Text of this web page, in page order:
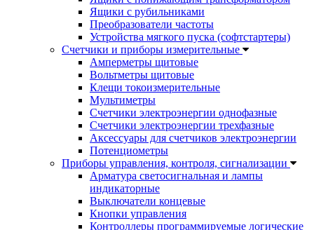
Ящики с рубильниками
Преобразователи частоты
Устройства мягкого пуска (софтстартеры)
Счетчики и приборы измерительные
Амперметры щитовые
Вольтметры щитовые
Клещи токоизмерительные
Мультиметры
Счетчики электроэнергии однофазные
Счетчики электроэнергии трехфазные
Аксессуары для счетчиков электроэнергии
Потенциометры
Приборы управления, контроля, сигнализации
Арматура светосигнальная и лампы
индикаторные
Выключатели концевые
Кнопки управления
Контроллеры программируемые логические